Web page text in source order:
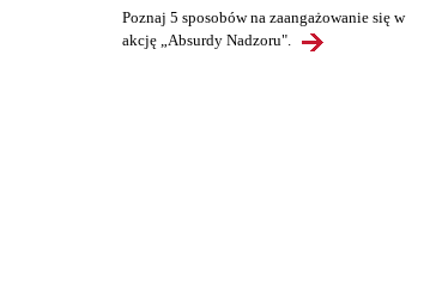
Poznaj 5 sposobów na zaangażowanie się w
akcję „Absurdy Nadzoru".